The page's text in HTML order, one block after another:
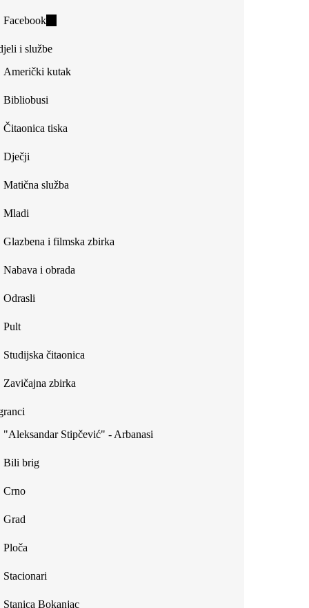
external)
Facebook(link
external)
i službe
Američki kutak
Bibliobusi
Čitaonica tiska
Dječji
Matična služba
Mladi
Glazbena i filmska zbirka
Nabava i obrada
Odrasli
Pult
Studijska čitaonica
Zavičajna zbirka
"Aleksandar Stipčević" - Arbanasi
Bili brig
Crno
Grad
Ploča
Stacionari
Stanica Bokanjac